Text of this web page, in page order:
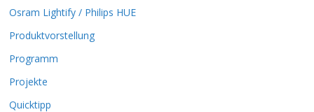
f
e
r
r
o
Osram Lightify / Philips HUE
Produktvorstellung
Programm
Projekte
Quicktipp